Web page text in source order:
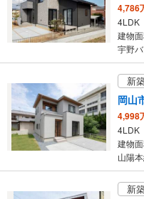
4,786
4LDK
建物
宇野
新
4,998
4LDK
建物
新